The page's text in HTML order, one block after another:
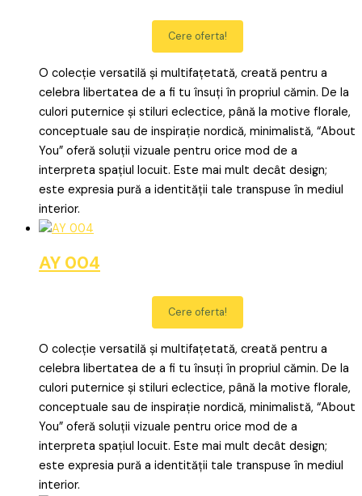
Cere oferta!
O colecție versatilă și multifațetată, creată pentru a
celebra libertatea de a fi tu însuți în propriul cămin. De la
culori puternice și stiluri eclectice, până la motive florale,
conceptuale sau de inspirație nordică, minimalistă, “About
You” oferă soluții vizuale pentru orice mod de a
interpreta spațiul locuit. Este mai mult decât design;
este expresia pură a identității tale transpuse în mediul
interior.
AY 004
Cere oferta!
O colecție versatilă și multifațetată, creată pentru a
celebra libertatea de a fi tu însuți în propriul cămin. De la
culori puternice și stiluri eclectice, până la motive florale,
conceptuale sau de inspirație nordică, minimalistă, “About
You” oferă soluții vizuale pentru orice mod de a
interpreta spațiul locuit. Este mai mult decât design;
este expresia pură a identității tale transpuse în mediul
interior.